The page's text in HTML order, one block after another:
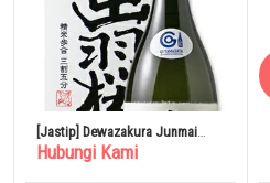
[Jastip] Dewazakura Junmai
Daiginjo Snow Goddess 30/50
Hubungi Kami